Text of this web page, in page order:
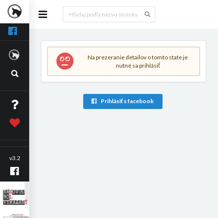
v3.2
Na prezeranie detailov o tomto state je
nutné sa prihlásiť
Prihlásiť s facebook